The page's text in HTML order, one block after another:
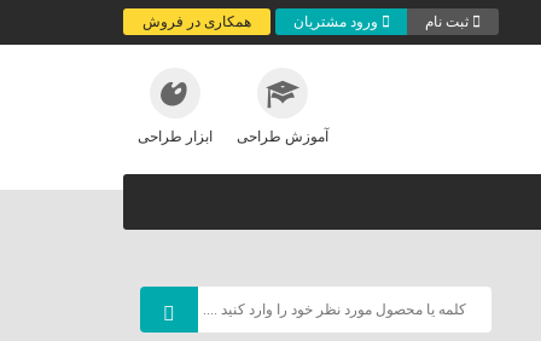
ثبت نام ورود مشتریان همکاری در فروش
آموزش طراحی ابزار طراحی